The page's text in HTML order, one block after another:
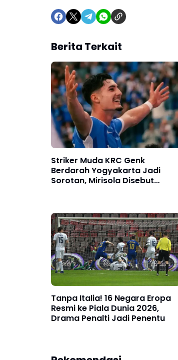
Berita Terkait
Striker Muda KRC Genk
Berdarah Yogyakarta Jadi
Sorotan, Mirisola Disebut
Tanpa Italia! 16 Negara Eropa
Resmi ke Piala Dunia 2026,
Drama Penalti Jadi Penentu